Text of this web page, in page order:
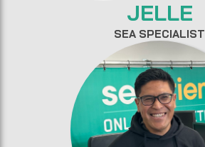
JELLE
SEA SPECIALIST